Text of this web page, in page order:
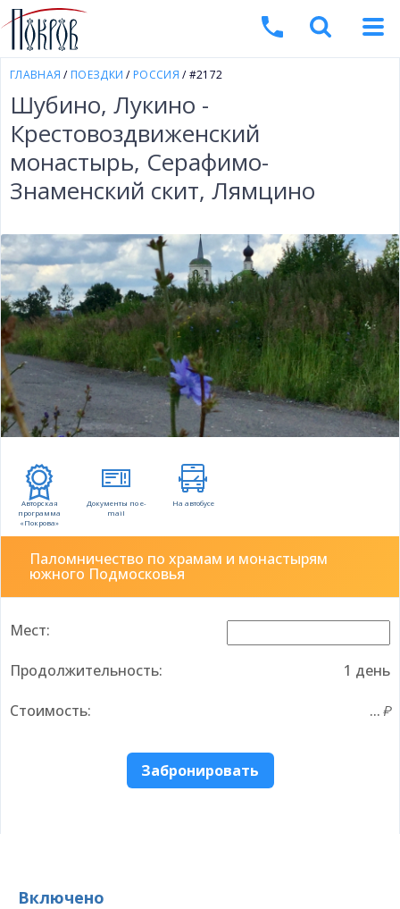
ГЛАВНАЯ / ПОЕЗДКИ / РОССИЯ / #2172
Шубино, Лукино -
Крестовоздвиженский
монастырь, Серафимо-
Знаменский скит, Лямцино
Авторская
программа
«Покрова»
Документы по e-
mail
На автобусе
Паломничество по храмам и монастырям
южного Подмосковья
Мест:
Продолжительность: 1 день
Стоимость: ...
Забронировать
Включено